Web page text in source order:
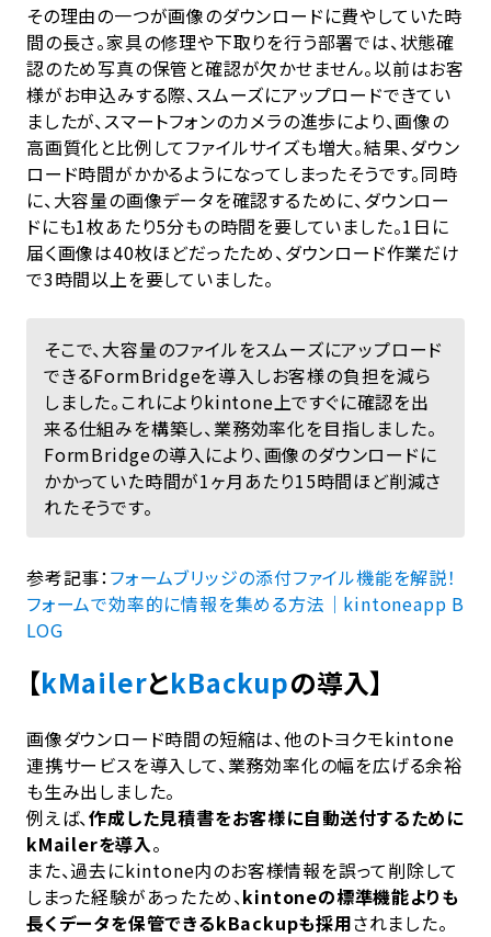
その理由の一つが画像のダウンロードに費やしていた時
間の長さ。家具の修理や下取りを行う部署では、状態確
認のため写真の保管と確認が欠かせません。以前はお客
様がお申込みする際、スムーズにアップロードできてい
ましたが、スマートフォンのカメラの進歩により、画像の
高画質化と比例してファイルサイズも増大。結果、ダウン
ロード時間がかかるようになってしまったそうです。同時
に、大容量の画像データを確認するために、ダウンロー
ドにも1枚あたり5分もの時間を要していました。1日に
届く画像は40枚ほどだったため、ダウンロード作業だけ
で3時間以上を要していました。
そこで、大容量のファイルをスムーズにアップロード
できるFormBridgeを導入しお客様の負担を減ら
しました。これによりkintone上ですぐに確認を出
来る仕組みを構築し、業務効率化を目指しました。
FormBridgeの導入により、画像のダウンロードに
かかっていた時間が1ヶ月あたり15時間ほど削減さ
れたそうです。
参考記事：フォームブリッジの添付ファイル機能を解説！
フォームで効率的に情報を集める方法｜kintoneapp B
LOG
【kMailerとkBackupの導入】
画像ダウンロード時間の短縮は、他のトヨクモkintone
連携サービスを導入して、業務効率化の幅を広げる余裕
も生み出しました。
例えば、作成した見積書をお客様に自動送付するために
kMailerを導入。
また、過去にkintone内のお客様情報を誤って削除して
しまった経験があったため、kintoneの標準機能よりも
長くデータを保管できるkBackupも採用されました。